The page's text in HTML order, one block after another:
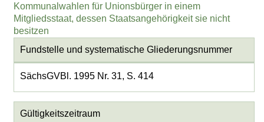
Kommunalwahlen für Unionsbürger in einem
Mitgliedsstaat, dessen Staatsangehörigkeit sie nicht
besitzen
Fundstelle und systematische Gliederungsnummer
SächsGVBl. 1995 Nr. 31, S. 414
Gültigkeitszeitraum